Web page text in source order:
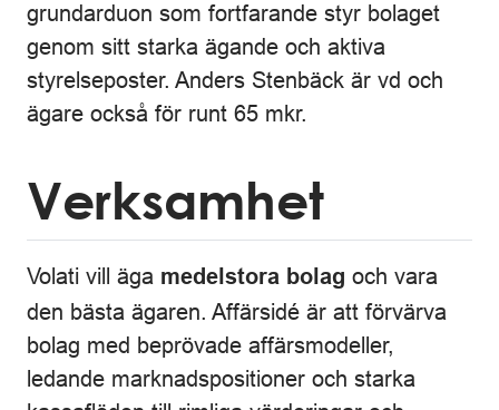
grundarduon som fortfarande styr bolaget
genom sitt starka ägande och aktiva
styrelseposter. Anders Stenbäck är vd och
ägare också för runt 65 mkr.
Verksamhet
Volati vill äga medelstora bolag och vara
den bästa ägaren. Affärsidé är att förvärva
bolag med beprövade affärsmodeller,
ledande marknadspositioner och starka